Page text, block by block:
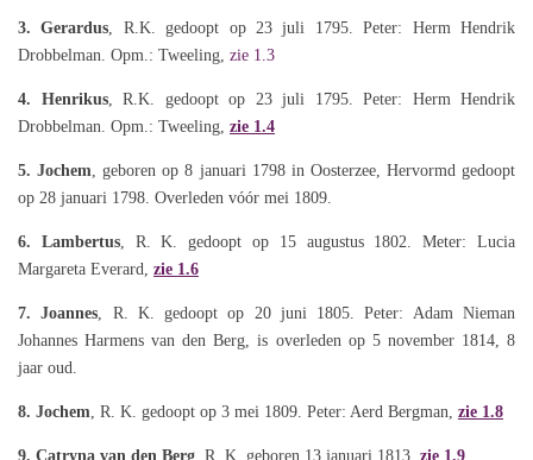
3. Gerardus , R.K. gedoopt op 23 juli 1795. Peter: Herm Hendrik
Drobbelman. Opm.: Tweeling, zie 1.3
4. Henrikus, R.K. gedoopt op 23 juli 1795. Peter: Herm Hendrik
Drobbelman. Opm.: Tweeling, zie 1.4
5. Jochem , geboren op 8 januari 1798 in Oosterzee, Hervormd gedoopt
op 28 januari 1798. Overleden vóór mei 1809.
6. Lambertus, R. K. gedoopt op 15 augustus 1802. Meter: Lucia
Margareta Everard, zie 1.6
7. Joannes , R. K. gedoopt op 20 juni 1805. Peter: Adam Nieman
Johannes Harmens van den Berg, is overleden op 5 november 1814, 8
jaar oud.
8. Jochem , R. K. gedoopt op 3 mei 1809. Peter: Aerd Bergman, zie 1.8
9. Catryna van den Berg , R. K. geboren 13 januari 1813, zie 1.9